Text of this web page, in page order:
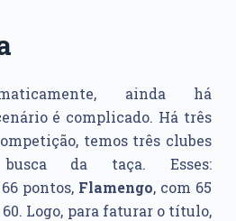
ainda há
é complicado. Há três
temos três clubes
da taça. Esses:
pontos, Flamengo, com 65
60. Logo, para faturar o título,